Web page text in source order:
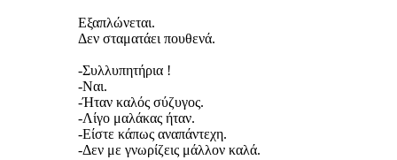
Εξαπλώνεται.
Δεν σταματάει πουθενά.
-Συλλυπητήρια !
-Ναι.
-Ήταν καλός σύζυγος.
-Λίγο μαλάκας ήταν.
-Είστε κάπως αναπάντεχη.
-Δεν με γνωρίζεις μάλλον καλά.